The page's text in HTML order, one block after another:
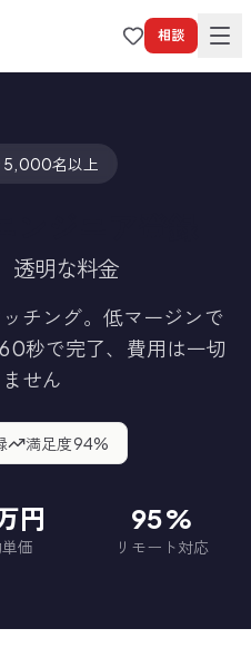
相談
5,000名以上
透明な料金
チング。低マージンで
秒で完了、費用は一切
せん
満足度94%
円
価
95%
リモート対応